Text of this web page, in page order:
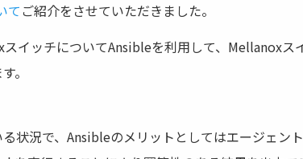
て ご紹介をさせていただきました。
イッチについてAnsibleを利用して、Mellanoxス
。
状況で、Ansibleのメリットとしてはエージェント